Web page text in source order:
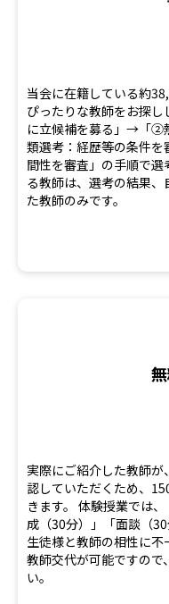
当会に在籍している約
ぴったりな教師をお探
に立候補を募る」→「②
類選考：経歴等の条件
間性を審査」の手順で
る教師は、選考の結果
た教師のみです。
実際にご紹介した教師
認していただくため、
きます。 体験授業では
成（30分）」「面談（30
生徒様と教師の相性に
教師交代が可能ですので
い。